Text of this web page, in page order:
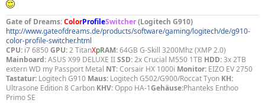
Gate of Dreams:ColorProfileSwitcher(Logitech G910)
http://www.gateofdreams.de/products/software/gaming/logitech/de/g910-
color-profile-switcher.html
CPU: i7 6850GPU:2 TitanXpRAM:64GB G-Skill 3200Mhz (XMP 2.0)
Mainboard:ASUS X99 DELUXE IISSD:2x Crucial M550 1TB HDD:3x 2TB
extern WD my Passport Metal NT:Corsair HX 1000i Monitor: EIZO EV 2750
Tastatur: Logitech G910 Maus: Logitech G502/G900/Roccat Tyon KH:
Ultrasone Edition 8 Carbon KHV:Oppo HA-1Gehäuse:Phanteks Enthoo
Primo SE